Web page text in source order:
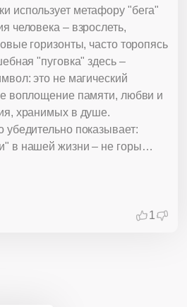
использует метафору "бега"
человека – взрослеть,
горизонты, часто торопясь
"пуговка" здесь –
это не магический
воплощение памяти, любви и
хранимых в душе.
убедительно показывает:
в нашей жизни – не горы
из него поддержку и
1